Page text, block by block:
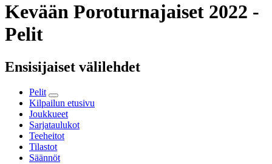
Kevään Poroturnajaiset 2022 -
Pelit
Ensisijaiset välilehdet
Pelit
Kilpailun etusivu
Joukkueet
Sarjataulukot
Teeheitot
Tilastot
Säännöt